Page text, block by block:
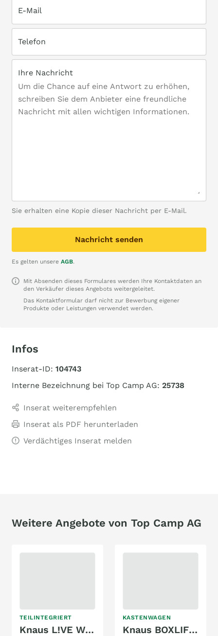
E-Mail
Telefon
Ihre Nachricht
Sie erhalten eine Kopie dieser Nachricht per E-Mail.
Nachricht senden
Es gelten unsere AGB.
Mit Absenden dieses Formulares werden Ihre Kontaktdaten an
den Verkäufer dieses Angebots weitergeleitet.
Das Kontaktformular darf nicht zur Bewerbung eigener
Produkte oder Leistungen verwendet werden.
Infos
Inserat-ID: 104743
Interne Bezeichnung bei Top Camp AG: 25738
Inserat weiterempfehlen
Inserat als PDF herunterladen
Verdächtiges Inserat melden
Weitere Angebote von Top Camp AG
TEILINTEGRIERT
Knaus L!VE WAVE 650 MG PLATINUM SELECTION
KASTENWAGEN
Knaus BOXLIFE PRO 600 LIFETIME XL (2025)